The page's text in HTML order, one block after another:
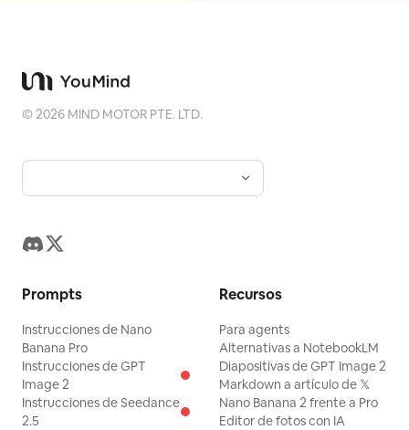
©2026 MIND MOTOR PTE. LTD.
Prompts
Instrucciones de Nano
Banana Pro
Instrucciones de GPT
Image 2
Instrucciones de Seedance
2.5
Recursos
Para agents
Alternativas a NotebookLM
Diapositivas de GPT Image 2
Markdown a artículo de 𝕏
Nano Banana 2 frente a Pro
Editor de fotos con IA